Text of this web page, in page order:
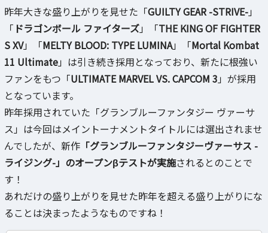
昨年大きな盛り上がりを見せた「GUILTY GEAR -STRIVE-」
「 ドラゴンボール ファイターズ」「THE KING OF FIGHTER
S XV」「MELTY BLOOD: TYPE LUMINA」「Mortal Kombat
11 Ultimate」は引き続き採用となっており、新たに根強い
ファンをもつ「ULTIMATE MARVEL VS. CAPCOM 3 」が採用
となっています。
昨年採用されていた「グランブルーファンタジー ヴァーサ
ス」は今回はメイントーナメントタイトルには選出されませ
んでしたが、新作 「グランブルーファンタジーヴァーサス -
ライジング-」のオープンβテストが実施されるとのことで
す！
あれだけの盛り上がりを見せた昨年を超える盛り上がりにな
ることは決まったようなものですね！